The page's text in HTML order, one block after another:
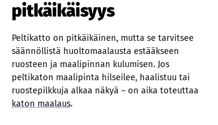
pitkäikäisyys
Peltikatto on pitkäikäinen, mutta se tarvitsee
säännöllistä huoltomaalausta estääkseen
ruosteen ja maalipinnan kulumisen. Jos
peltikaton maalipinta hilseilee, haalistuu tai
ruostepilkkuja alkaa näkyä – on aika toteuttaa
katon maalaus.